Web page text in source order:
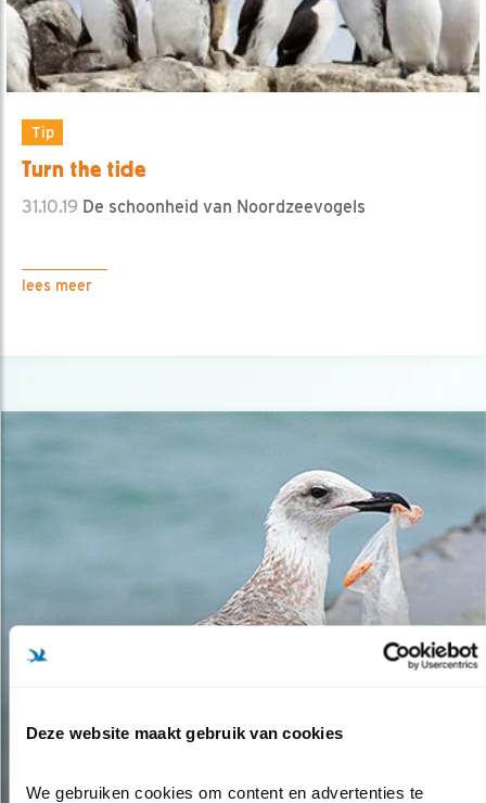
Deze website maakt gebruik van cookies
We gebruiken cookies om content en advertenties te
Tip
Turn the tide
31.10.19 De schoonheid van Noordzeevogels
lees meer
Tip